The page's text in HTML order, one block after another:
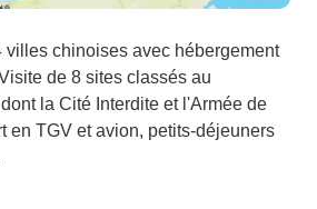
villes chinoises avec hébergement
de 8 sites classés au
la Cité Interdite et l'Armée de
en TGV et avion, petits-déjeuners